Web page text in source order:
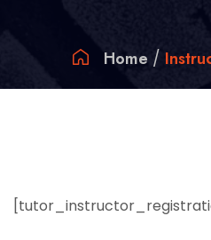
Home